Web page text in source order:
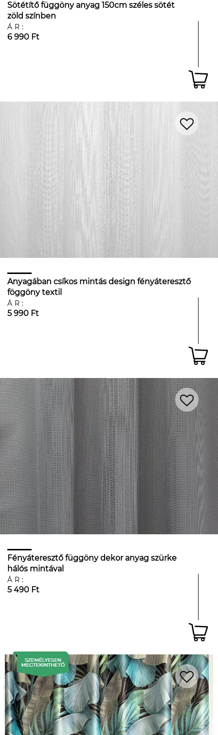
Sötétítő függöny anyag 150cm széles sötét
zöld színben
ÁR:
6 990 Ft
Anyagában csíkos mintás design fényáteresztő
föggöny textil
ÁR:
5 990 Ft
Fényáteresztő függöny dekor anyag szürke
hálós mintával
ÁR:
5 490 Ft